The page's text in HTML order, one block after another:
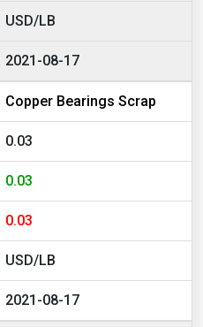
USD/LB
2021-08-17
Copper Bearings Scrap
0.03
0.03
0.03
USD/LB
2021-08-17